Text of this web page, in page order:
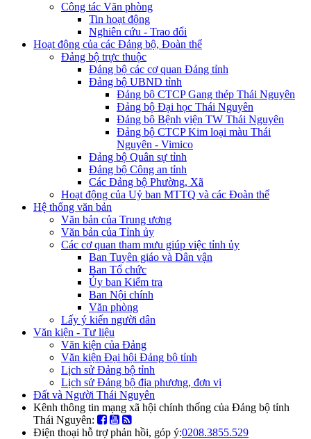
Công tác Văn phòng
Tin hoạt động
Nghiên cứu - Trao đổi
Hoạt động của các Đảng bộ, Đoàn thể
Đảng bộ trực thuộc
Đảng bộ các cơ quan Đảng tỉnh
Đảng bộ UBND tỉnh
Đảng bộ CTCP Gang thép Thái Nguyên
Đảng bộ Đại học Thái Nguyên
Đảng bộ Bệnh viện TW Thái Nguyên
Đảng bộ CTCP Kim loại màu Thái
Nguyên - Vimico
Đảng bộ Quân sự tỉnh
Đảng bộ Công an tỉnh
Các Đảng bộ Phường, Xã
Hoạt động của Uỷ ban MTTQ và các Đoàn thể
Hệ thống văn bản
Văn bản của Trung ương
Văn bản của Tỉnh ủy
Các cơ quan tham mưu giúp việc tỉnh ủy
Ban Tuyên giáo và Dân vận
Ban Tổ chức
Ủy ban Kiểm tra
Ban Nội chính
Văn phòng
Lấy ý kiến người dân
Văn kiện - Tư liệu
Văn kiện của Đảng
Văn kiện Đại hội Đảng bộ tỉnh
Lịch sử Đảng bộ tỉnh
Lịch sử Đảng bộ địa phương, đơn vị
Đất và Người Thái Nguyên
Kênh thông tin mạng xã hội chính thống của Đảng bộ tỉnh
Thái Nguyên:
Điện thoại hỗ trợ phản hồi, góp ý:0208.3855.529